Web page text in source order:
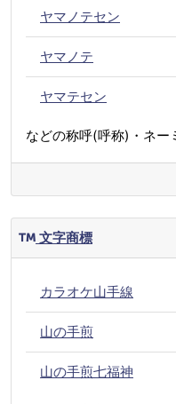
ヤマノテセン
ヤマノテ
ヤマテセン
などの称呼(呼称)・ネー
文字商標
カラオケ山手線
山の手煎
山の手煎七福神